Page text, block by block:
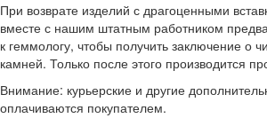
При возврате изделий с драгоценными
вместе с нашим штатным работником
к геммологу, чтобы получить заключение о
камней. Только после этого производится
Внимание: курьерские и другие
оплачиваются покупателем.